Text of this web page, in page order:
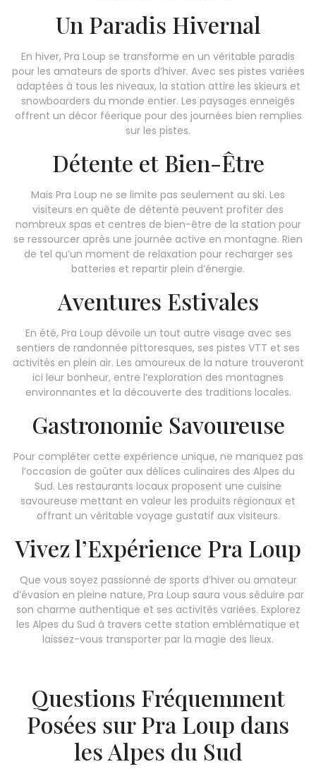
Un Paradis Hivernal
En hiver, Pra Loup se transforme en un véritable paradis
pour les amateurs de sports d’hiver. Avec ses pistes variées
adaptées à tous les niveaux, la station attire les skieurs et
snowboarders du monde entier. Les paysages enneigés
offrent un décor féerique pour des journées bien remplies
sur les pistes.
Détente et Bien-Être
Mais Pra Loup ne se limite pas seulement au ski. Les
visiteurs en quête de détente peuvent profiter des
nombreux spas et centres de bien-être de la station pour
se ressourcer après une journée active en montagne. Rien
de tel qu’un moment de relaxation pour recharger ses
batteries et repartir plein d’énergie.
Aventures Estivales
En été, Pra Loup dévoile un tout autre visage avec ses
sentiers de randonnée pittoresques, ses pistes VTT et ses
activités en plein air. Les amoureux de la nature trouveront
ici leur bonheur, entre l’exploration des montagnes
environnantes et la découverte des traditions locales.
Gastronomie Savoureuse
Pour compléter cette expérience unique, ne manquez pas
l’occasion de goûter aux délices culinaires des Alpes du
Sud. Les restaurants locaux proposent une cuisine
savoureuse mettant en valeur les produits régionaux et
offrant un véritable voyage gustatif aux visiteurs.
Vivez l’Expérience Pra Loup
Que vous soyez passionné de sports d’hiver ou amateur
d’évasion en pleine nature, Pra Loup saura vous séduire par
son charme authentique et ses activités variées. Explorez
les Alpes du Sud à travers cette station emblématique et
laissez-vous transporter par la magie des lieux.
Questions Fréquemment
Posées sur Pra Loup dans
les Alpes du Sud